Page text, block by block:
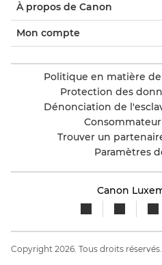
À propos de Canon
Mon compte
Politique en matière
Protection des
Dénonciation de
Trouver un
Paramètres
Canon
Copyright 2026. Tous droits réservés.